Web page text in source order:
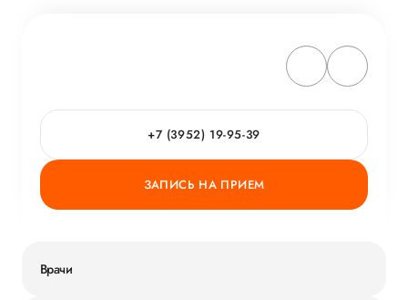
+7 (3952) 19-95-39
ЗАПИСЬ НА ПРИЕМ
Врачи